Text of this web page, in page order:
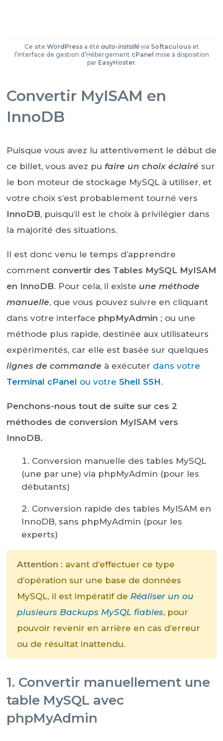
Ce site WordPressa été auto-installévia Softaculouset
l’interface de gestion d’Hébergement cPanel mise à disposition
parEasyHoster.
Convertir MyISAM en
InnoDB
Puisque vous avez lu attentivement le début de
ce billet, vous avez pu faire un choix éclairé sur
le bon moteur de stockage MySQL à utiliser, et
votre choix s’est probablement tourné vers
InnoDB, puisqu’il est le choix à privilégier dans
la majorité des situations.
Il est donc venu le temps d’apprendre
comment convertir des Tables MySQL MyISAM
en InnoDB. Pour cela, il existe une méthode
manuelle, que vous pouvez suivre en cliquant
dans votre interface phpMyAdmin ; ou une
méthode plus rapide, destinée aux utilisateurs
expérimentés, car elle est basée sur quelques
lignes de commande à exécuter dans votre
Terminal cPanel ou votre Shell SSH.
Penchons-nous tout de suite sur ces 2
méthodes de conversion MyISAM vers
InnoDB.
Conversion manuelle des tables MySQL
(une par une) via phpMyAdmin (pour les
débutants)
Conversion rapide des tables MyISAM en
InnoDB, sans phpMyAdmin (pour les
experts)
Attention : avant d’effectuer ce type
d’opération sur une base de données
MySQL, il est impératif de Réaliser un ou
plusieurs Backups MySQL fiables, pour
pouvoir revenir en arrière en cas d’erreur
ou de résultat inattendu.
1. Convertir manuellement une
table MySQL avec
phpMyAdmin